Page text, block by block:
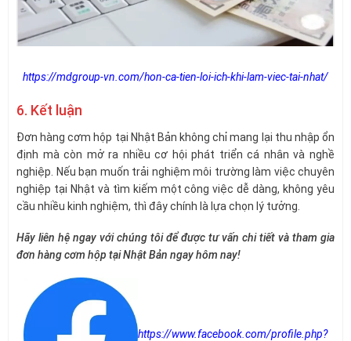
https://mdgroup-vn.com/hon-ca-tien-loi-ich-khi-lam-viec-tai-nhat/
6. Kết luận
Đơn hàng cơm hộp tại Nhật Bản không chỉ mang lại thu nhập ổn
định mà còn mở ra nhiều cơ hội phát triển cá nhân và nghề
nghiệp. Nếu bạn muốn trải nghiệm môi trường làm việc chuyên
nghiệp tại Nhật và tìm kiếm một công việc dễ dàng, không yêu
cầu nhiều kinh nghiệm, thì đây chính là lựa chọn lý tưởng.
Hãy liên hệ ngay với chúng tôi để được tư vấn chi tiết và tham gia
đơn hàng cơm hộp tại Nhật Bản ngay hôm nay!
https://www.facebook.com/profile.php?